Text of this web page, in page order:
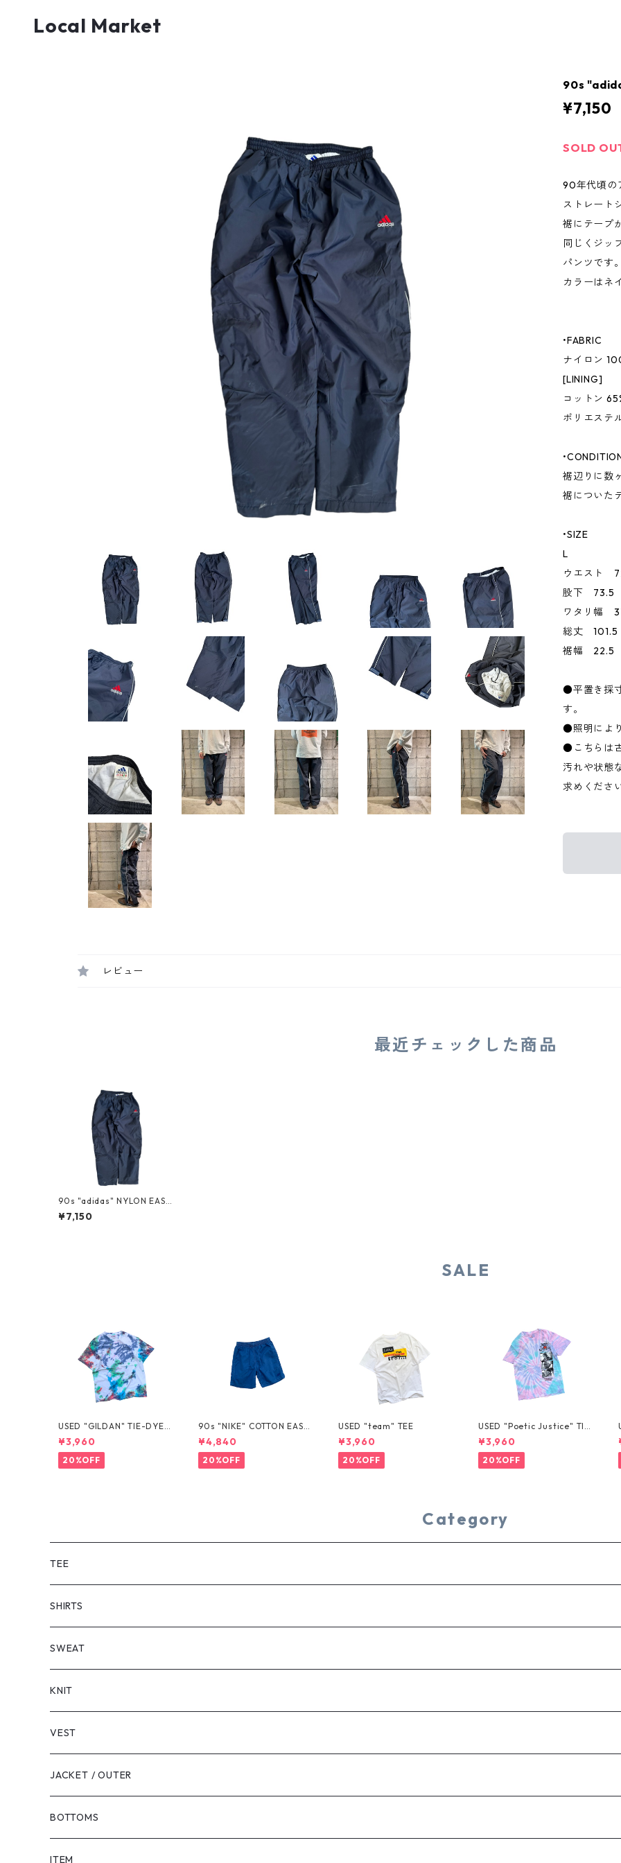
Local Market
90s
¥7,150
SOLD
90年代頃の
ストレート
裾にテープ
同じくジッ
パンツです。
カラーはネ
•FABRIC
ナイロン
[LINING]
コットン
ポリエステ
裾辺りに数
裾についた
•SIZE
L
ウエスト
股下 73.5
ワタリ幅
総丈 101.5
裾幅 22.5
●平置き採
す。
●照明によ
●こちらは
汚れや状態
求めくださ
レビュー
最近チェックした商品
90s "adidas" NYLON EASY
PANTS
¥7,150
SALE
USED "GILDAN" TIE-DYE T
EE
¥3,960
20%OFF
90s "NIKE" COTTON EASY
SHORTS
¥4,840
20%OFF
USED "team" TEE
¥3,960
20%OFF
USED "Poetic Justice" TIE
-DYE TEE
¥3,960
20%OFF
Category
TEE
SHORT SLEEVE
LONG SLEEVE
SHIRTS
SHORT SLEEVE
LONG SLEEVE
SWEAT
KNIT
VEST
JACKET / OUTER
BOTTOMS
SHORTS
ITEM